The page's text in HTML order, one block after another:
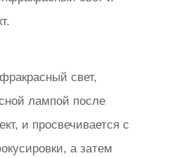
свет,
лампой после
и просвечивается с
а затем